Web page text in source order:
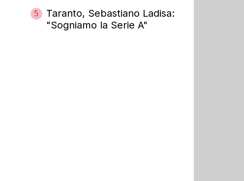
5
Taranto, Sebastiano Ladisa:
"Sogniamo la Serie A"